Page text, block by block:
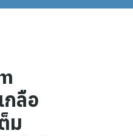
กลือ
ม